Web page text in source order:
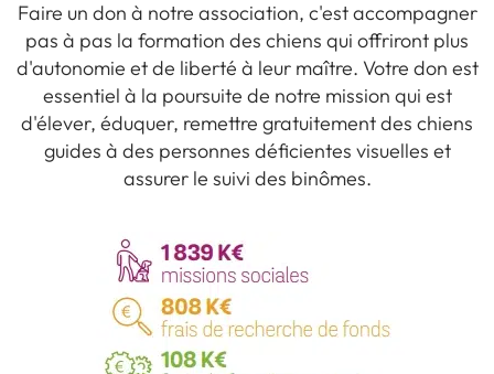
Faire un don à notre association, c'est accompagner
pas à pas la formation des chiens qui offriront plus
d'autonomie et de liberté à leur maître. Votre don est
essentiel à la poursuite de notre mission qui est
d'élever, éduquer, remettre gratuitement des chiens
guides à des personnes déficientes visuelles et
assurer le suivi des binômes.